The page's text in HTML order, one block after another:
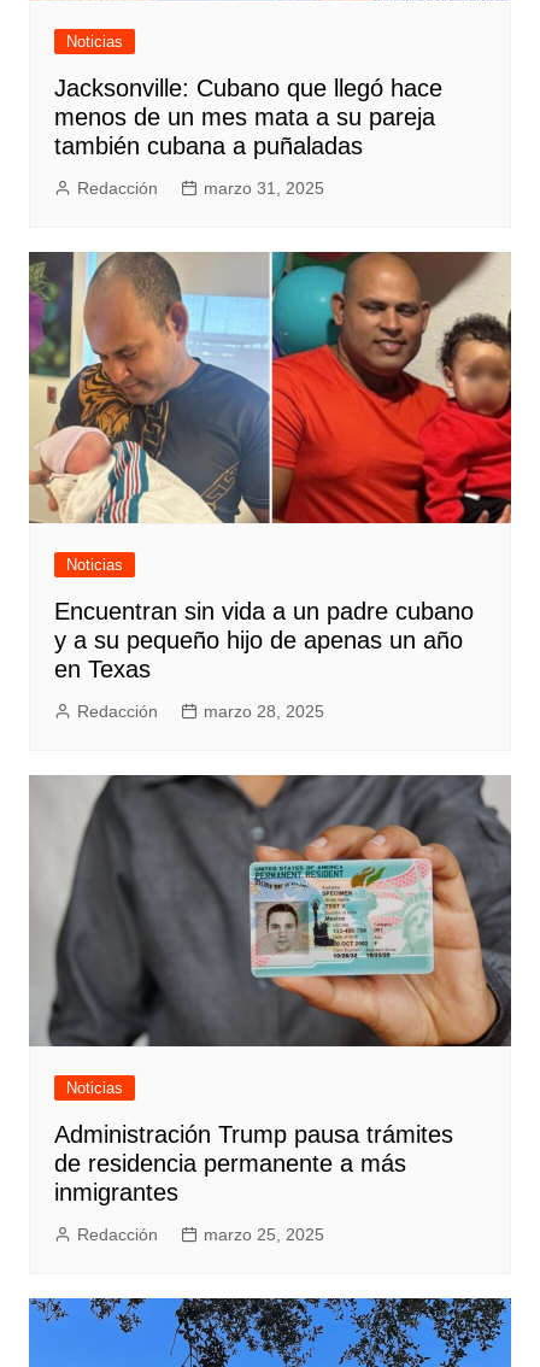
Noticias
Jacksonville: Cubano que llegó hace
menos de un mes mata a su pareja
también cubana a puñaladas
Redacción marzo 31, 2025
Noticias
Encuentran sin vida a un padre cubano
y a su pequeño hijo de apenas un año
en Texas
Redacción marzo 28, 2025
Noticias
Administración Trump pausa trámites
de residencia permanente a más
inmigrantes
Redacción marzo 25, 2025